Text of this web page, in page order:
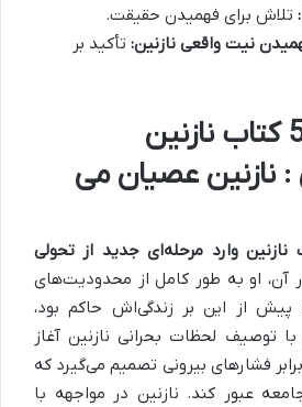
تلاش برای فهمیدن حقیقت.
نیت واقعی نازنین: تأکید بر
خلاصه فصل 5 کتاب نازنین
نازنین عصیان می
وارد مرحله‌ای جدید از تحولی
آن، او به طور کامل از محدودیت‌های
پیش از این بر زندگی‌اش حاکم بود،
توصیف لحظات بحرانی نازنین آغاز
فشارهای بیرونی تصمیم می‌گیرد که
عبور کند. نازنین در مواجهه با